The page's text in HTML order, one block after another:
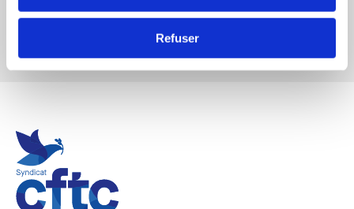
Refuser
JE M’ABONNE
Désinscription en 1 clic